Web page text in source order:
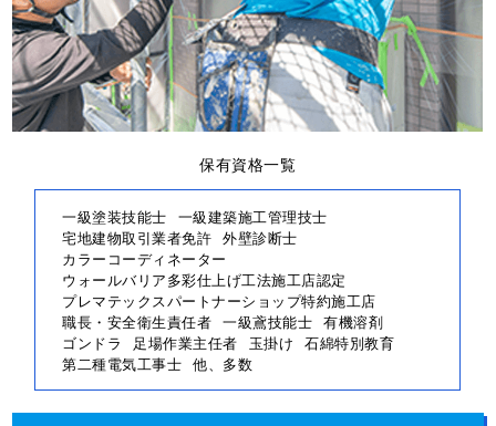
保有資格一覧
一級塗装技能士 一級建築施工管理技士
宅地建物取引業者免許 外壁診断士
カラーコーディネーター
ウォールバリア多彩仕上げ工法施工店認定
プレマテックスパートナーショップ特約施工店
職長・安全衛生責任者 一級鳶技能士 有機溶剤
ゴンドラ
足場作業主任者 玉掛け 石綿特別教育
第二種電気工事士 他、多数